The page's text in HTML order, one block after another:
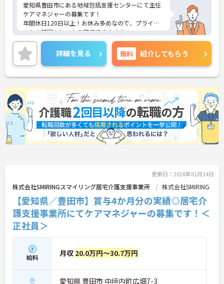
愛知県豊田市にある地域包括支援センターにて主任
ケアマネジャーの募集です！
年間休日120日以上！お休み多めなので、プライベ
ートの時間もしっかり確保できます♪
ご興味のある方には、面接対策ポイントなど、さら
に詳細をお話しいたしますのでお気軽にご相談くだ
さい！
詳細を見る 無料 紹介してもらう
更新日：2026年01月14日
株式会社SMIRINGスマイリング居宅介護支援事業所 株式会社SMIRING
【愛知県／豊田市】賞与4か月分の実績◎居宅介
護支援事業所にてケアマネジャーの募集です！＜
正社員＞
給料 月収 20.0万円～30.7万円
愛知県 豊田市 中垣内町広畑7-3